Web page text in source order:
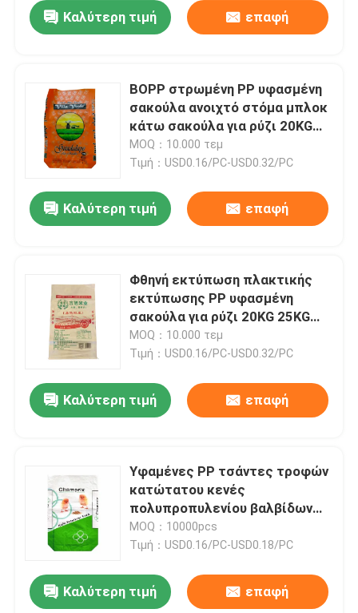
Καλύτερη τιμή επαφή
BOPP στρωμένη PP υφασμένη
σακούλα ανοιχτό στόμα μπλοκ
κάτω σακούλα για ρύζι 20KG
25KG 50KG
MOQ：10.000 τεμ
Τιμή：USD0.16/PC-USD0.32/PC
Καλύτερη τιμή επαφή
Φθηνή εκτύπωση πλακτικής
εκτύπωσης PP υφασμένη
σακούλα για ρύζι 20KG 25KG
50KG σακούλα ρύζι
MOQ：10.000 τεμ
Τιμή：USD0.16/PC-USD0.32/PC
Καλύτερη τιμή επαφή
Υφαμένες PP τσάντες τροφών
κατώτατου κενές
πολυπροπυλενίου βαλβίδων
τσαντών 20KG 40KG 50KG
MOQ：10000pcs
Τιμή：USD0.16/PC-USD0.18/PC
Καλύτερη τιμή επαφή